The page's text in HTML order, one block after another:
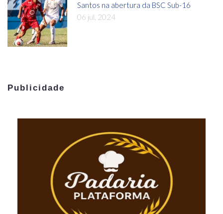
Santos na abertura da BSC Sub-16
06 jul, 2024
Publicidade